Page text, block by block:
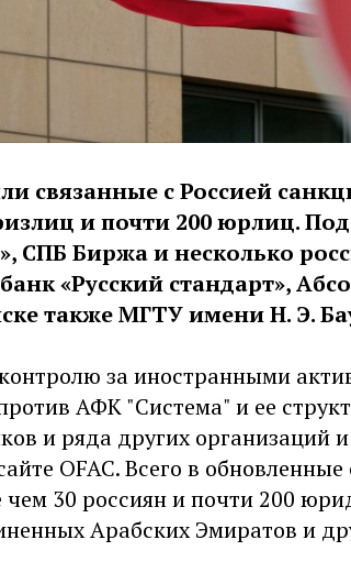
связанные с Россией
и почти 200 юрлиц.
СПБ Биржа и несколько
«Русский стандарт»,
также МГТУ имени Н. Э.
за иностранными
АФК "Система" и ее
и ряда других организаций
OFAC. Всего в
чем 30 россиян и почти 200
Арабских Эмиратов и